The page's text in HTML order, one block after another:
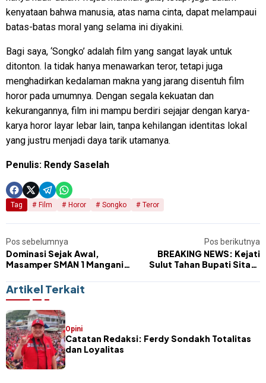
kenyataan bahwa manusia, atas nama cinta, dapat melampaui
batas-batas moral yang selama ini diyakini.
Bagi saya, ‘Songko’ adalah film yang sangat layak untuk
ditonton. Ia tidak hanya menawarkan teror, tetapi juga
menghadirkan kedalaman makna yang jarang disentuh film
horor pada umumnya. Dengan segala kekuatan dan
kekurangannya, film ini mampu berdiri sejajar dengan karya-
karya horor layar lebar lain, tanpa kehilangan identitas lokal
yang justru menjadi daya tarik utamanya.
Penulis: Rendy Saselah
Tag Film Horor Songko Teror
Pos sebelumnya
Dominasi Sejak Awal,
Masamper SMAN 1 Manganitu
Pos berikutnya
BREAKING NEWS: Kejati
Sulut Tahan Bupati Sitaro
Dugaan Korupsi Dana
Artikel Terkait
Opini
Catatan Redaksi: Ferdy Sondakh Totalitas
dan Loyalitas